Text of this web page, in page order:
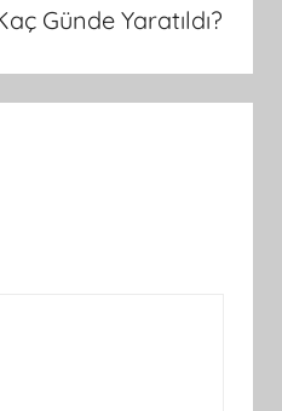
Günde Yaratıldı?